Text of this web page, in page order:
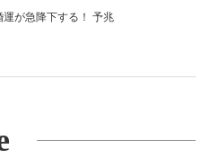
運が急降下する！ 予兆